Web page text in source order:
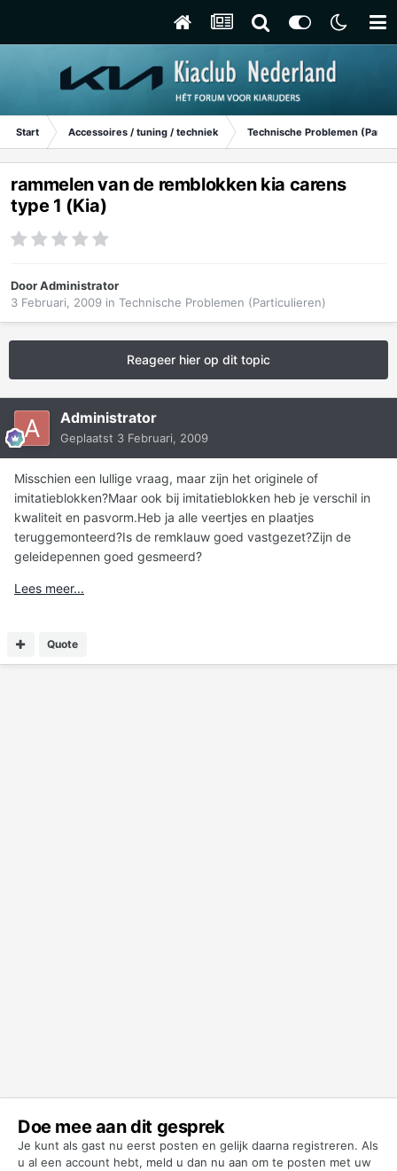
Start Accessoires / tuning / techniek Technische Problemen
rammelen van de remblokken kia carens
type 1 (Kia)
DoorAdministrator
3 Februari, 2009 in Technische Problemen (Particulieren)
Reageer hier op dit topic
Administrator
Geplaatst 3 Februari, 2009
Misschien een lullige vraag, maar zijn het originele of
imitatieblokken?Maar ook bij imitatieblokken heb je verschil in
kwaliteit en pasvorm.Heb ja alle veertjes en plaatjes
teruggemonteerd?Is de remklauw goed vastgezet?Zijn de
geleidepennen goed gesmeerd?
Lees meer...
Quote
Doe mee aan dit gesprek
Je kunt als gast nu eerst posten en gelijk daarna registreren. Als
u al een account hebt, meld u dan nu aan om te posten met uw